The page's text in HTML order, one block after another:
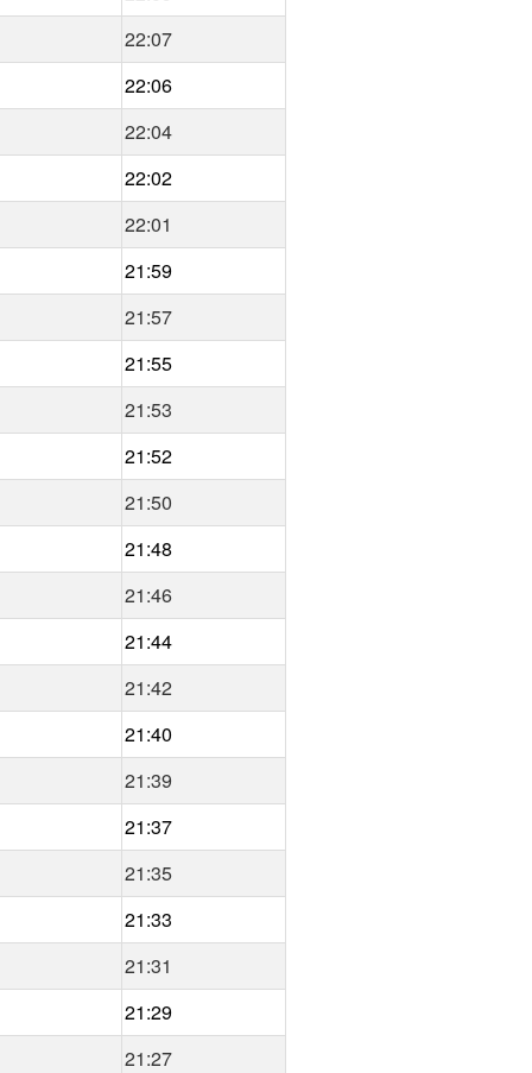
22:07
22:06
22:04
22:02
22:01
21:59
21:57
21:55
21:53
21:52
21:50
21:48
21:46
21:44
21:42
21:40
21:39
21:37
21:35
21:33
21:31
21:29
21:27